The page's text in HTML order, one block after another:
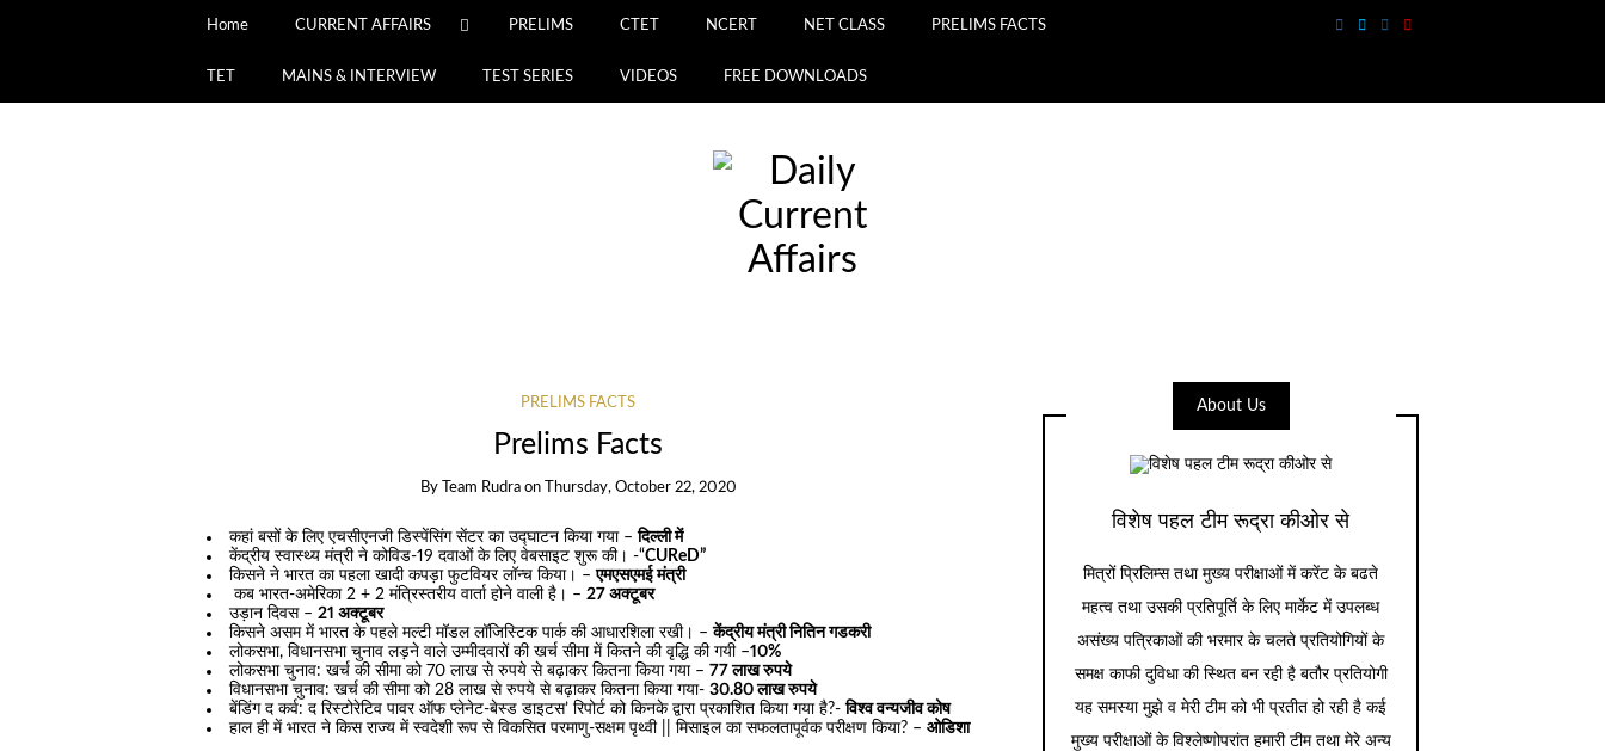
Home CURRENT AFFAIRS PRELIMS CTET NCERT NET CLASS PRELIMS FACTS
TET MAINS & INTERVIEW TEST SERIES VIDEOS FREE DOWNLOADS
PRELIMS FACTS
Prelims Facts
By Team Rudra on Thursday, October 22, 2020
कहां बसों के लिए एचसीएनजी डिस्पेंसिंग सेंटर का उद्घाटन किया गया –दिल्ली में
केंद्रीय स्वास्थ्य मंत्री ने कोविड-19 दवाओं के लिए वेबसाइट शुरू की। -“CUReD”
किसने ने भारत का पहला खादी कपड़ा फुटवियर लॉन्च किया। –एमएसएमई मंत्री
कब भारत-अमेरिका 2 + 2 मंत्रिस्तरीय वार्ता होने वाली है। –27 अक्टूबर
उड़ान दिवस –21 अक्टूबर
किसने असम में भारत के पहले मल्टी मॉडल लॉजिस्टिक पार्क की आधारशिला रखी। –केंद्रीय मंत्री नितिन गडकरी
लोकसभा, विधानसभा चुनाव लड़ने वाले उम्मीदवारों की खर्च सीमा में कितने की वृद्धि की गयी –10%
लोकसभा चुनाव: खर्च की सीमा को 70 लाख से रुपये से बढ़ाकर कितना किया गया –77 लाख रुपये
विधानसभा चुनाव: खर्च की सीमा को 28 लाख से रुपये से बढ़ाकर कितना किया गया-30.80 लाख रुपये
बेंडिंग द कर्व: द रिस्टोरेटिव पावर ऑफ प्लेनेट-बेस्ड डाइटस’ रिपोर्ट को किनके द्वारा प्रकाशित किया गया है?-विश्व वन्यजीव कोष
हाल ही में भारत ने किस राज्य में स्वदेशी रूप से विकसित परमाणु-सक्षम पृथ्वी || मिसाइल का सफलतापूर्वक परीक्षण किया? –ओडिशा
About Us
विशेष पहल टीम रूद्रा कीओर से
मित्रों प्रिलिम्स तथा मुख्य परीक्षाओं में करेंट के बढते
महत्व तथा उसकी प्रतिपूर्ति के लिए मार्केट में उपलब्ध
असंख्य पत्रिकाओं की भरमार के चलते प्रतियोगियों के
समक्ष काफी दुविधा की स्थित बन रही है बतौर प्रतियोगी
यह समस्या मुझे व मेरी टीम को भी प्रतीत हो रही है कई
मुख्य परीक्षाओं के विश्लेष्णोपरांत हमारी टीम तथा मेरे अन्य